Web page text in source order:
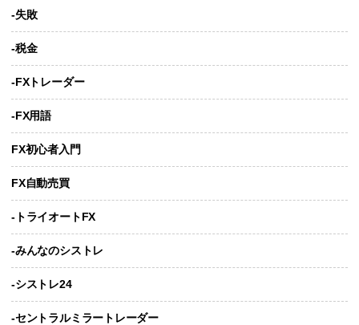
-失敗
-税金
-FXトレーダー
-FX用語
FX初心者入門
FX自動売買
-トライオートFX
-みんなのシストレ
-シストレ24
-セントラルミラートレーダー